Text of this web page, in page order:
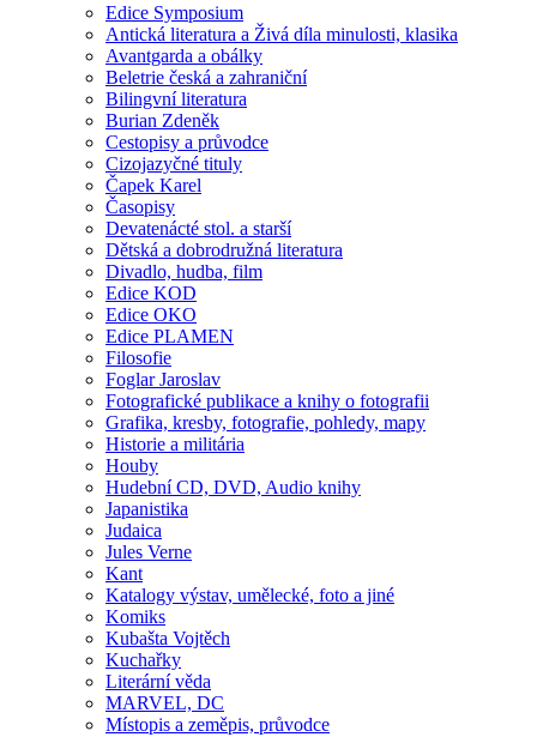
Edice Symposium
Antická literatura a Živá díla minulosti, klasika
Avantgarda a obálky
Beletrie česká a zahraniční
Bilingvní literatura
Burian Zdeněk
Cestopisy a průvodce
Cizojazyčné tituly
Čapek Karel
Časopisy
Devatenácté stol. a starší
Dětská a dobrodružná literatura
Divadlo, hudba, film
Edice KOD
Edice OKO
Edice PLAMEN
Filosofie
Foglar Jaroslav
Fotografické publikace a knihy o fotografii
Grafika, kresby, fotografie, pohledy, mapy
Historie a militária
Houby
Hudební CD, DVD, Audio knihy
Japanistika
Judaica
Jules Verne
Kant
Katalogy výstav, umělecké, foto a jiné
Komiks
Kubašta Vojtěch
Kuchařky
Literární věda
MARVEL, DC
Místopis a zeměpis, průvodce